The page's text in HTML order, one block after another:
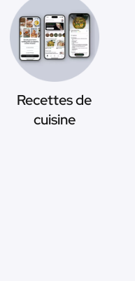
Recettes de
cuisine